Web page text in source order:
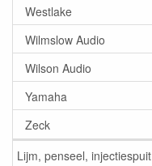
Westlake
Wilmslow Audio
Wilson Audio
Yamaha
Zeck
Lijm, penseel, injectiespuit